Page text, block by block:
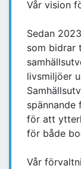
Vår vision
Sedan
som bidrar
livsmiljöer
spännande
för att
för både
Vår